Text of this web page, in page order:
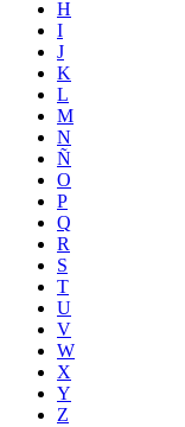
H
I
J
K
L
M
N
Ñ
O
P
Q
R
S
T
U
V
W
X
Y
Z